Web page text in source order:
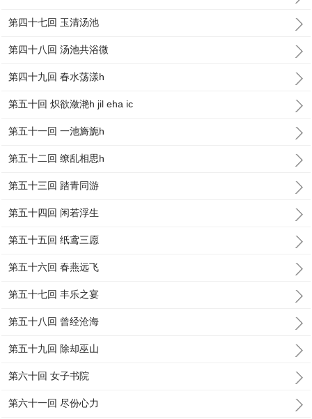
第四十七回 玉清汤池
第四十八回 汤池共浴微
第四十九回 春水荡漾h
第五十回 炽欲潋滟h jil eha ic
第五十一回 一池旖旎h
第五十二回 缭乱相思h
第五十三回 踏青同游
第五十四回 闲若浮生
第五十五回 纸鸢三愿
第五十六回 春燕远飞
第五十七回 丰乐之宴
第五十八回 曾经沧海
第五十九回 除却巫山
第六十回 女子书院
第六十一回 尽份心力